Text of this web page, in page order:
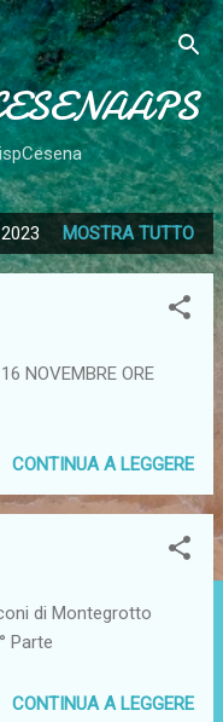
MOSTRA TUTTO
NOVEMBRE ORE
CONTINUA A LEGGERE
di Montegrotto
Parte
CONTINUA A LEGGERE